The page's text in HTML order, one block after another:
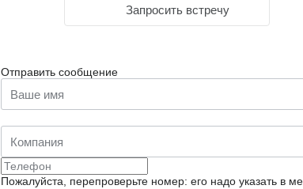
Запросить встречу
Отправить сообщение
Пожалуйста, перепроверьте номер: его надо указать в